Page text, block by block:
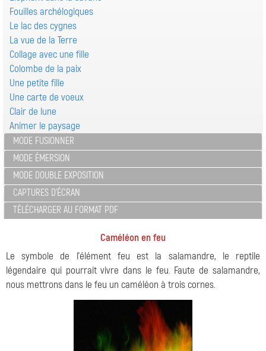
Fouilles archélogiques
Le lac des cygnes
La vue de la Terre
Collage avec une fille
Colombe de la paix
Une petite fille
Une carte de voeux
Clair de lune
Animer le paysage
MODE FUSIONNER
MODE ÉMERSION
MODE DOUBLE EXPOSITION
CAPTURES D'ÉCRAN
TÉLÉCHARGER AU FORMAT PDF
Caméléon en feu
Le symbole de l'élément feu est la salamandre, le reptile
légendaire qui pourrait vivre dans le feu. Faute de salamandre,
nous mettrons dans le feu un caméléon à trois cornes.